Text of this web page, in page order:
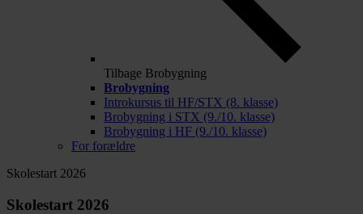
Tilbage Brobygning
Brobygning
Introkursus til HF/STX (8. klasse)
Brobygning i STX (9./10. klasse)
Brobygning i HF (9./10. klasse)
For forældre
Skolestart 2026
Skolestart 2026